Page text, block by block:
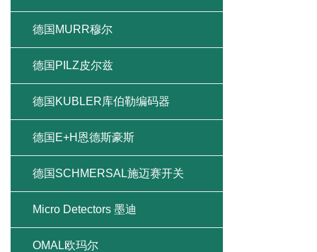
德国MURR穆尔
德国PILZ皮尔兹
德国KUBLER库伯勒编码器
德国E+H恩德斯豪斯
德国SCHMERSAL施迈赛开关
Micro Detectors 墨迪
OMAL欧玛尔